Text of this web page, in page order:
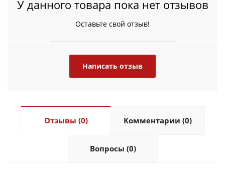
У данного товара пока нет отзывов
Оставьте свой отзыв!
Написать отзыв
Отзывы (0) Комментарии (0)
Вопросы (0)